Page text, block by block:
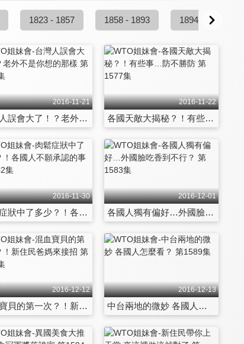
1823 - 1857 1858 - 1893 1894 - 1929
2016-11-21
台灣人誤會大了！？老外不是你想的那樣 第1576集
2016-11-22
各國天敵大揭秘？！有些事…防不勝防 第1577集
2016-11-30
肉鬆症狀中了多少？！各國人不願承認的事 第1582集
2016-12-01
各國人獨有偏好…外國臉吃香到不行？ 第1583集
2016-12-12
混血寶貝的第一次？！新住民爸媽來接招 第1588集
2016-12-13
中台兩地的微妙 各國人怎麼看？ 第1589集